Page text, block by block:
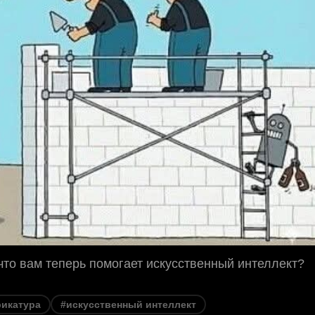
вам теперь помогает искусственный интеллект?
#искусственный интеллект